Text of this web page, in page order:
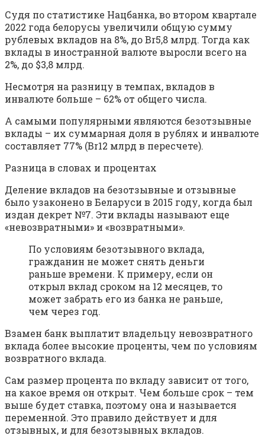
Судя по статистике Нацбанка, во втором квартале
2022 года белорусы увеличили общую сумму
рублевых вкладов на 8%, до Br5,8 млрд. Тогда как
вклады в иностранной валюте выросли всего на
2%, до $3,8 млрд.
Несмотря на разницу в темпах, вкладов в
инвалюте больше – 62% от общего числа.
А самыми популярными являются безотзывные
вклады – их суммарная доля в рублях и инвалюте
составляет 77% (Br12 млрд в пересчете).
Разница в словах и процентах
Деление вкладов на безотзывные и отзывные
было узаконено в Беларуси в 2015 году, когда был
издан декрет №7. Эти вклады называют еще
«невозвратными» и «возвратными».
По условиям безотзывного вклада,
гражданин не может снять деньги
раньше времени. К примеру, если он
открыл вклад сроком на 12 месяцев, то
может забрать его из банка не раньше,
чем через год.
Взамен банк выплатит владельцу невозвратного
вклада более высокие проценты, чем по условиям
возвратного вклада.
Сам размер процента по вкладу зависит от того,
на какое время он открыт. Чем больше срок – тем
выше будет ставка, поэтому она и называется
переменной. Это правило действует и для
отзывных, и для безотзывных вкладов.